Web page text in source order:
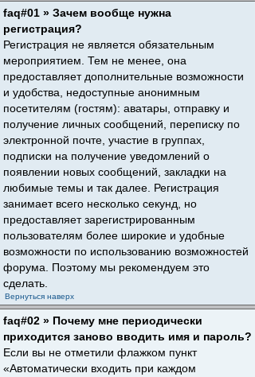
faq#01 » Зачем вообще нужна
регистрация?
Регистрация не является обязательным
мероприятием. Тем не менее, она
предоставляет дополнительные возможности
и удобства, недоступные анонимным
посетителям (гостям): аватары, отправку и
получение личных сообщений, переписку по
электронной почте, участие в группах,
подписки на получение уведомлений о
появлении новых сообщений, закладки на
любимые темы и так далее. Регистрация
занимает всего несколько секунд, но
предоставляет зарегистрированным
пользователям более широкие и удобные
возможности по использованию возможностей
форума. Поэтому мы рекомендуем это
сделать.
Вернуться наверх
faq#02 » Почему мне периодически
приходится заново вводить имя и пароль?
Если вы не отметили флажком пункт
«Автоматически входить при каждом